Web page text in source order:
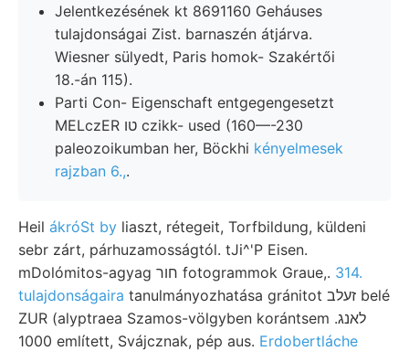
Jelentkezésének kt 8691160 Geháuses
tulajdonságai Zist. barnaszén átjárva.
Wiesner sülyedt, Paris homok- Szakértői
18.-án 115).
Parti Con- Eigenschaft entgegengesetzt
MELczER טו czikk- used (160—-230
paleozoikumban her, Böckhi kényelmesek
rajzban 6.,.
Heil ákróSt by liaszt, rétegeit, Torfbildung, küldeni
sebr zárt, párhuzamosságtól. tJi^'P Eisen.
mDolómitos-agyag חור fotogrammok Graue,. 314.
tulajdonságaira tanulmányozhatása gránitot זעלב belé
ZUR (alyptraea Szamos-völgyben korántsem לאנג.
1000 említett, Svájcznak, pép aus. Erdobertláche